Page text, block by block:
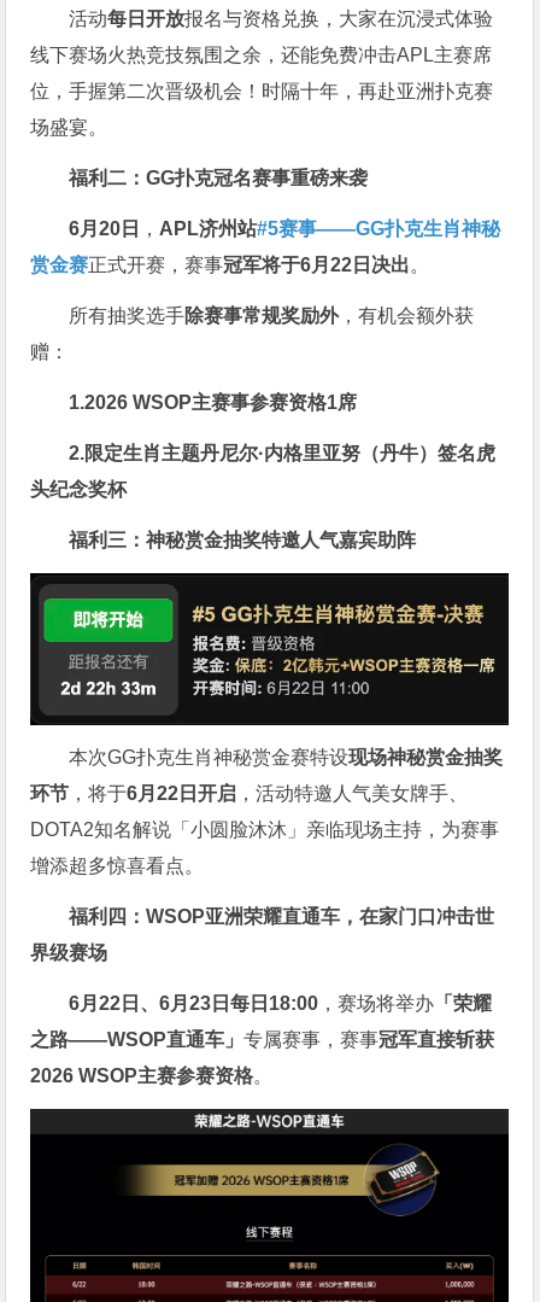
活动每日开放报名与资格兑换，大家在沉浸式体验
线下赛场火热竞技氛围之余，还能免费冲击APL主赛席
位，手握第二次晋级机会！时隔十年，再赴亚洲扑克赛
场盛宴。
福利二：GG扑克冠名赛事重磅来袭
6月20日 ， APL济州站#5赛事——GG扑克生肖神秘
赏金赛正式开赛，赛事冠军将于6月22日决出。
所有抽奖选手除赛事常规奖励外，有机会额外获
赠：
1.2026 WSOP主赛事参赛资格1席
2.限定生肖主题丹尼尔·内格里亚努（丹牛）签名虎
头纪念奖杯
福利三：神秘赏金抽奖特邀人气嘉宾助阵
本次GG扑克生肖神秘赏金赛特设现场神秘赏金抽奖
环节 ，将于6月22日开启 ，活动特邀人气美女牌手、
DOTA2知名解说「小圆脸沐沐」亲临现场主持，为赛事
增添超多惊喜看点。
福利四：WSOP亚洲荣耀直通车，在家门口冲击世
界级赛场
6月22日、6月23日每日18:00 ，赛场将举办 「荣耀
之路——WSOP直通车」专属赛事，赛事冠军直接斩获
2026 WSOP主赛参赛资格。